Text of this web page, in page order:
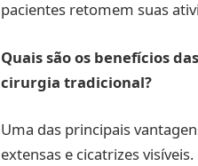
pacientes retomem suas
Quais são os benefícios
cirurgia tradicional?
Uma das principais
extensas e cicatrizes